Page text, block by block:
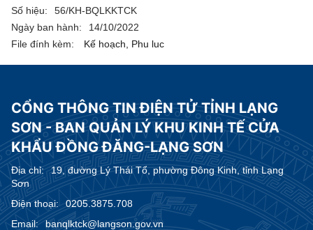
Số hiệu:
56/KH-BQLKKTCK
Ngày ban hành:
14/10/2022
File đính kèm:
Kế hoạch, Phu luc
CỔNG THÔNG TIN ĐIỆN TỬ TỈNH LẠNG
SƠN - BAN QUẢN LÝ KHU KINH TẾ CỬA
KHẨU ĐỒNG ĐĂNG-LẠNG SƠN
Địa chỉ:
19, đường Lý Thái Tổ, phường Đông Kinh, tỉnh Lạng
Sơn
Điện thoại:
0205.3875.708
Email:
banqlktck@langson.gov.vn